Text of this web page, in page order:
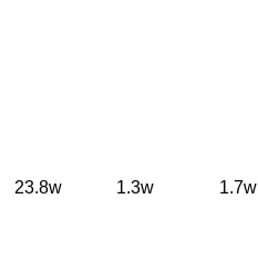
23.8w 1.3w 1.7w